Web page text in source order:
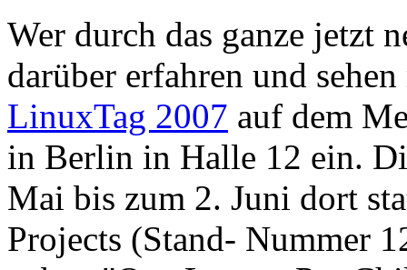
Wer durch das ganze jetzt
darüber erfahren und
LinuxTag 2007 auf dem
in Berlin in Halle 12 ein.
Mai bis zum 2. Juni dort
Projects (Stand- Nummer